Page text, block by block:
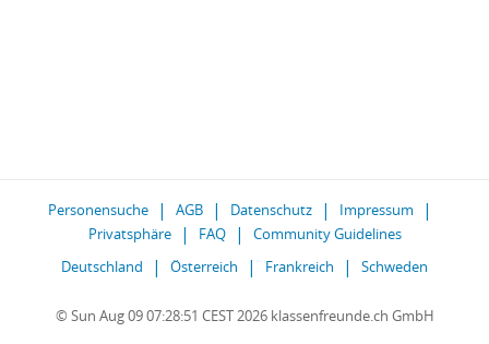
Personensuche AGB Datenschutz
Impressum
Privatsphäre
FAQ
Community Guidelines
Deutschland
Österreich Frankreich Schweden
© Sun Aug 09 07:28:51 CEST 2026 klassenfreunde.ch GmbH